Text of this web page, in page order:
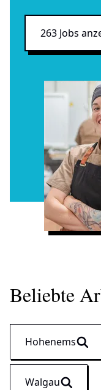
263 Jobs
Beliebte
Hohenems
Walgau